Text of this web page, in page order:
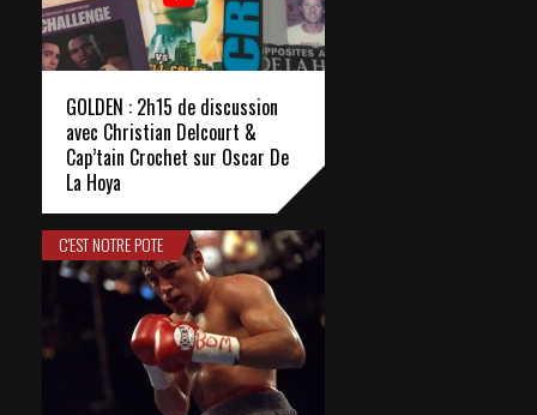
GOLDEN : 2h15 de discussion
avec Christian Delcourt &
Cap’tain Crochet sur Oscar De
La Hoya
C'EST NOTRE POTE